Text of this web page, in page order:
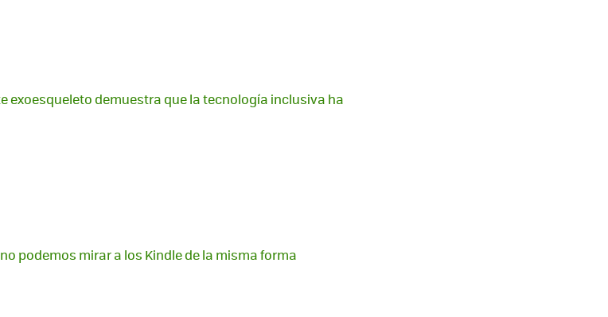
exoesqueleto demuestra que la tecnología inclusiva ha
podemos mirar a los Kindle de la misma forma